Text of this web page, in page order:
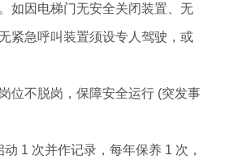
如因电梯门无安全关闭装置、无
紧急呼叫装置须设专人驾驶，或
位不脱岗，保障安全运行 (突发事
1 次并作记录，每年保养 1 次，